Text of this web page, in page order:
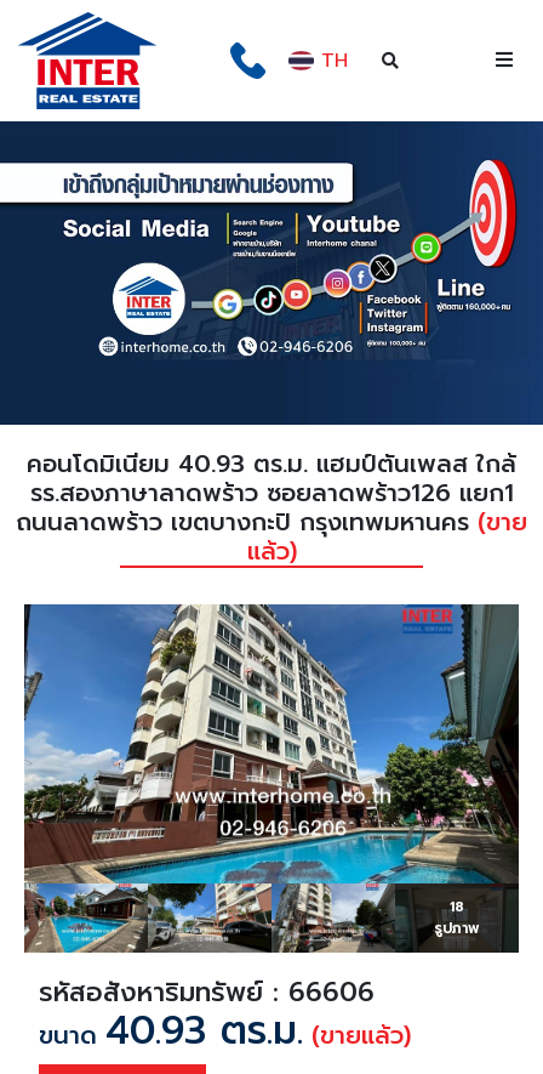
TH
คอนโดมิเนียม 40.93 ตร.ม. แฮมป์ตันเพลส ใกล้
รร.สองภาษาลาดพร้าว ซอยลาดพร้าว126 แยก1
ถนนลาดพร้าว เขตบางกะปิ กรุงเทพมหานคร (ขาย
แล้ว)
18
รูปภาพ
รหัสอสังหาริมทรัพย์ : 66606
ขนาด 40.93 ตร.ม. (ขายแล้ว)